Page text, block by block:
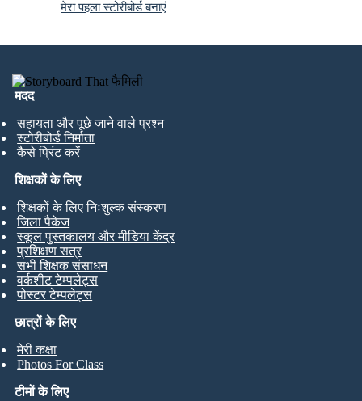
मेरा पहला स्टोरीबोर्ड बनाएं
मदद
सहायता और पूछे जाने वाले प्रश्न
स्टोरीबोर्ड निर्माता
कैसे प्रिंट करें
छात्रों के लिए
मेरी कक्षा
Photos For Class
शिक्षकों के लिए
शिक्षकों के लिए निःशुल्क संस्करण
जिला पैकेज
स्कूल पुस्तकालय और मीडिया केंद्र
प्रशिक्षण सत्र
सभी शिक्षक संसाधन
वर्कशीट टेम्पलेट्स
पोस्टर टेम्पलेट्स
टीमों के लिए